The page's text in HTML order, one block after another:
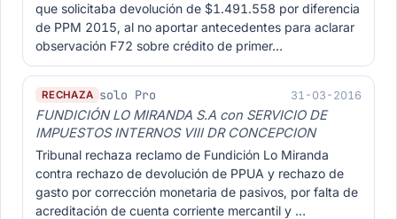
que solicitaba devolución de $1.491.558 por diferencia
de PPM 2015, al no aportar antecedentes para aclarar
observación F72 sobre crédito de primer…
RECHAZA solo Pro 31-03-2016
FUNDICIÓN LO MIRANDA S.A con SERVICIO DE
IMPUESTOS INTERNOS VIII DR CONCEPCION
Tribunal rechaza reclamo de Fundición Lo Miranda
contra rechazo de devolución de PPUA y rechazo de
gasto por corrección monetaria de pasivos, por falta de
acreditación de cuenta corriente mercantil y …